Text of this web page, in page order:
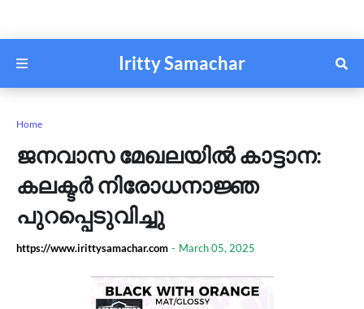
Iritty Samachar
Home
ജനവാസ മേഖലയില്‍ കാട്ടാന:
കലക്ടര്‍ നിരോധനാജ്ഞ
പുറപ്പെടുവിച്ചു
https://www.irittysamachar.com - March 05, 2025